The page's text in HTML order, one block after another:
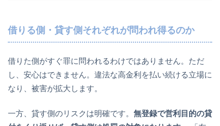
借りる側・貸す側それぞれが問われ得るのか
借りた側がすぐ罪に問われるわけではありません。ただ
し、安心はできません。違法な高金利を払い続ける立場に
なり、被害が拡大します。
一方、貸す側のリスクは明確です。 無登録で営利目的の貸